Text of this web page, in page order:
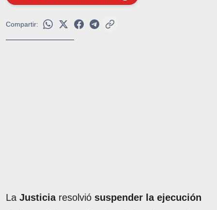
Compartir:
La Justiciaresolvió suspender la ejecución